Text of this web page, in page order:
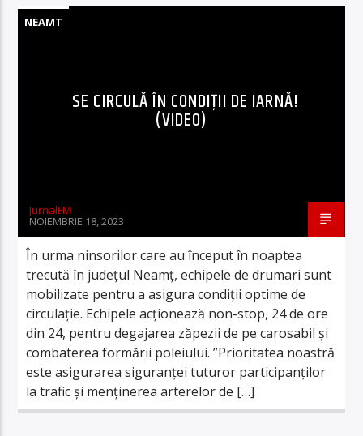
NEAMT
SE CIRCULĂ ÎN CONDIȚII DE IARNĂ!
(VIDEO)
JurnalFM
NOIEMBRIE 18, 2023
În urma ninsorilor care au început în noaptea
trecută în județul Neamț, echipele de drumari sunt
mobilizate pentru a asigura condiții optime de
circulație. Echipele acționează non-stop, 24 de ore
din 24, pentru degajarea zăpezii de pe carosabil și
combaterea formării poleiului. ”Prioritatea noastră
este asigurarea siguranței tuturor participanților
la trafic și menținerea arterelor de […]